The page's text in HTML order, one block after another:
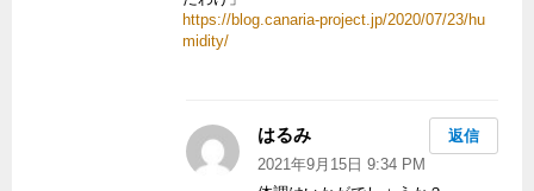
https://blog.canaria-project.jp/2020/07/23/hu
midity/
はるみ
り:
2021年9月15日 9:34 PM
返信